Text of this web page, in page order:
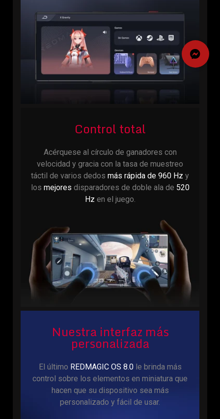
Control total
Acérquese al círculo de ganadores con
velocidad y gracia con la tasa de muestreo
táctil de varios dedos más rápida de 960 Hz y
los mejores disparadores de doble ala de 520
Hz en el juego.
Nuestra interfaz más
personalizada
El último REDMAGIC OS 8.0le brinda más
control sobre los elementos en miniatura que
hacen que su dispositivo sea más
personalizado y fácil de usar.